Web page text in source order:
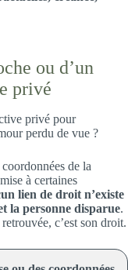
ou d’un
privé
privé pour
perdu de vue ?
de la
à certaines
lien de droit n’existe
la personne disparue.
c’est son droit.